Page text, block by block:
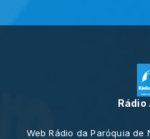
Rádio
Web Rádio da Paróquia de